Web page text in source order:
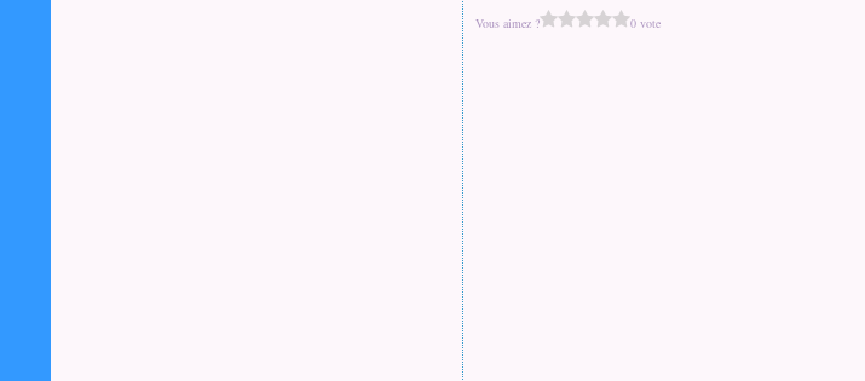
Vous aimez ? 0 vote